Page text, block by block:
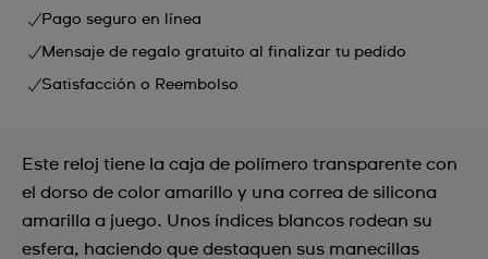
Pago seguro en línea
Mensaje de regalo gratuito al finalizar tu pedido
Satisfacción o Reembolso
Este reloj tiene la caja de polímero transparente con
el dorso de color amarillo y una correa de silicona
amarilla a juego. Unos índices blancos rodean su
esfera, haciendo que destaquen sus manecillas